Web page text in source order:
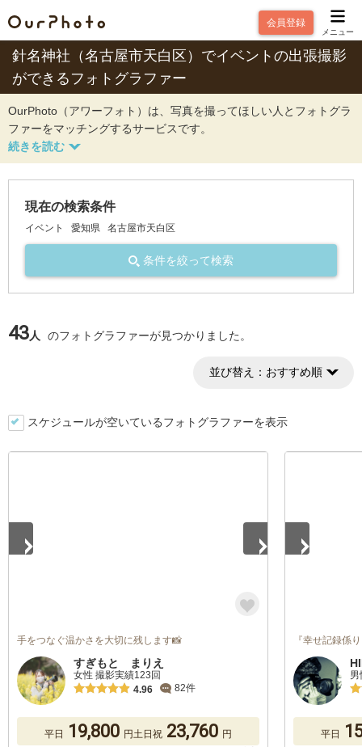
会員登録
メニュー
針名神社（名古屋市天白区）でイベントの出張撮影
ができるフォトグラファー
OurPhoto（アワーフォト）は、写真を撮ってほしい人とフォトグラ
ファーをマッチングするサービスです。
現在の検索条件
イベント 愛知県 名古屋市天白区
条件を絞って検索
43人 のフォトグラファーが見つかりました。
並び替え： おすすめ順
スケジュールが空いているフォトグラファーを表示
手をつなぐ温かさを大切に残します📸
すぎもと まりえ
女性 撮影実績123回
4.96
82件
平日 19,800 円土日祝 23,760 円
『幸せ記録係
平日